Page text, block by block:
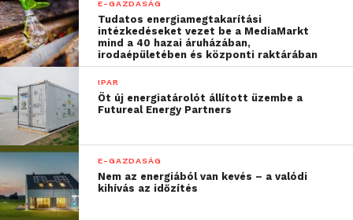
elhelyezésében tartott
fórumunkon közel 100
döntéshozó jelent meg,
84 céget képviselve”
– árulta el Baross Levente, a szakmai diákmunkákra
szakosodott Schönherz Iskolaszövetkezet elnöke.
Tapasztalata szerint hosszú évek óta és egyre inkább
nő az igény az informatikusokra, 2019-ben náluk
37%-kal több partner igyekezett már diákként szert
E-GAZDASÁG
Tudatos energiamegtakarítási
intézkedéseket vezet be a MediaMarkt
mind a 40 hazai áruházában,
irodaépületében és központi raktárában
IPAR
Öt új energiatárolót állított üzembe a
Futureal Energy Partners
E-GAZDASÁG
Nem az energiából van kevés – a valódi
kihívás az időzítés